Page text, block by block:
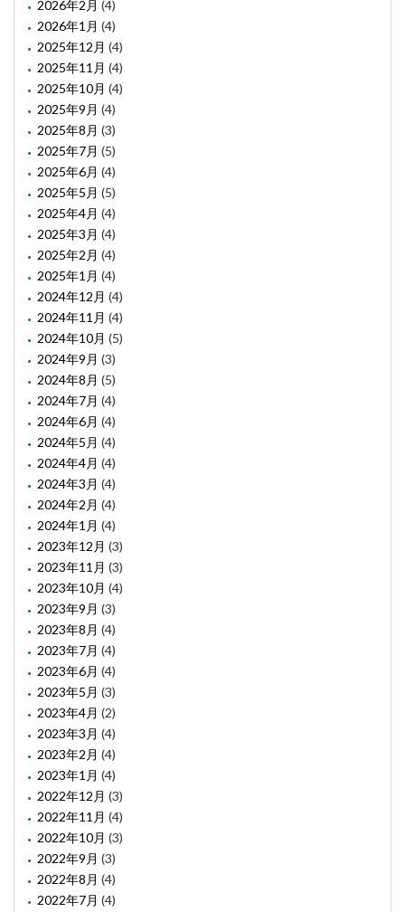
2026年2月 (4)
2026年1月 (4)
2025年12月 (4)
2025年11月 (4)
2025年10月 (4)
2025年9月 (4)
2025年8月 (3)
2025年7月 (5)
2025年6月 (4)
2025年5月 (5)
2025年4月 (4)
2025年3月 (4)
2025年2月 (4)
2025年1月 (4)
2024年12月 (4)
2024年11月 (4)
2024年10月 (5)
2024年9月 (3)
2024年8月 (5)
2024年7月 (4)
2024年6月 (4)
2024年5月 (4)
2024年4月 (4)
2024年3月 (4)
2024年2月 (4)
2024年1月 (4)
2023年12月 (3)
2023年11月 (3)
2023年10月 (4)
2023年9月 (3)
2023年8月 (4)
2023年7月 (4)
2023年6月 (4)
2023年5月 (3)
2023年4月 (2)
2023年3月 (4)
2023年2月 (4)
2023年1月 (4)
2022年12月 (3)
2022年11月 (4)
2022年10月 (3)
2022年9月 (3)
2022年8月 (4)
2022年7月 (4)